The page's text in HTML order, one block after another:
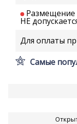
Размещение
НЕ
Для оплаты
Самые